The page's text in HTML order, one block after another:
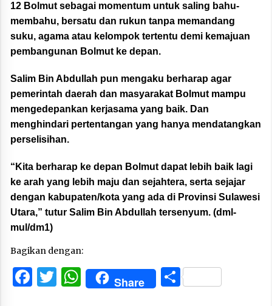
12 Bolmut sebagai momentum untuk saling bahu-
membahu, bersatu dan rukun tanpa memandang
suku, agama atau kelompok tertentu demi kemajuan
pembangunan Bolmut ke depan.
Salim Bin Abdullah pun mengaku berharap agar
pemerintah daerah dan masyarakat Bolmut mampu
mengedepankan kerjasama yang baik. Dan
menghindari pertentangan yang hanya mendatangkan
perselisihan.
“Kita berharap ke depan Bolmut dapat lebih baik lagi
ke arah yang lebih maju dan sejahtera, serta sejajar
dengan kabupaten/kota yang ada di Provinsi Sulawesi
Utara,” tutur Salim Bin Abdullah tersenyum. (dml-
mul/dm1)
Bagikan dengan:
Facebook
Twitter
WhatsApp
Share Share